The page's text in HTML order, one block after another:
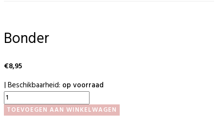
Bonder
€8,95
| Beschikbaarheid: op voorraad
Bonder
aantal
TOEVOEGEN AAN WINKELWAGEN